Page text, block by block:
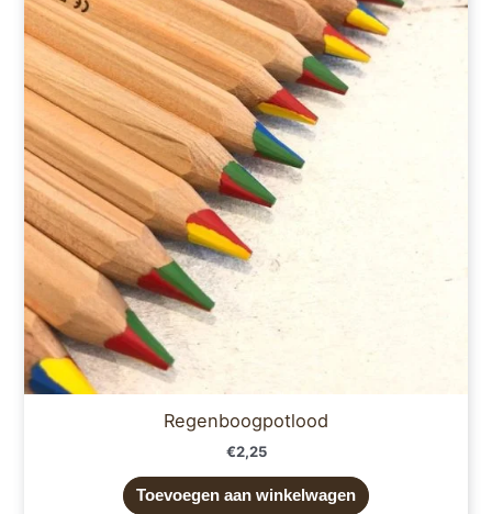
Regenboogpotlood
€2,25
Toevoegen aan winkelwagen